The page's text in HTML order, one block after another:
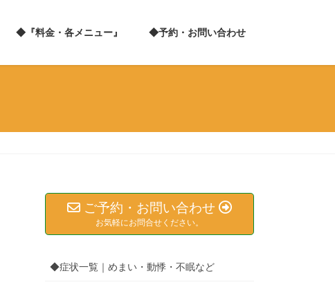
◆『料金・各メニュー』 ◆予約・お問い合わせ
ご予約・お問い合わせ
お気軽にお問合せください。
◆症状一覧｜めまい・動悸・不眠など